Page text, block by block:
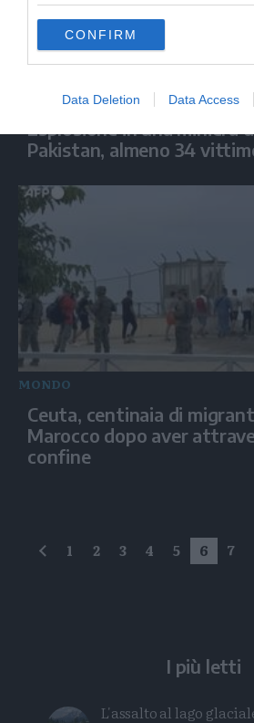
CONFIRM
Data Deletion Data Access
MONDO
Pakistan, almeno 34
MONDO
Ceuta, centinaia di
Marocco dopo aver
confine
precedente
1 2 3 4 5 6 7
I più letti
L'assalto al lago